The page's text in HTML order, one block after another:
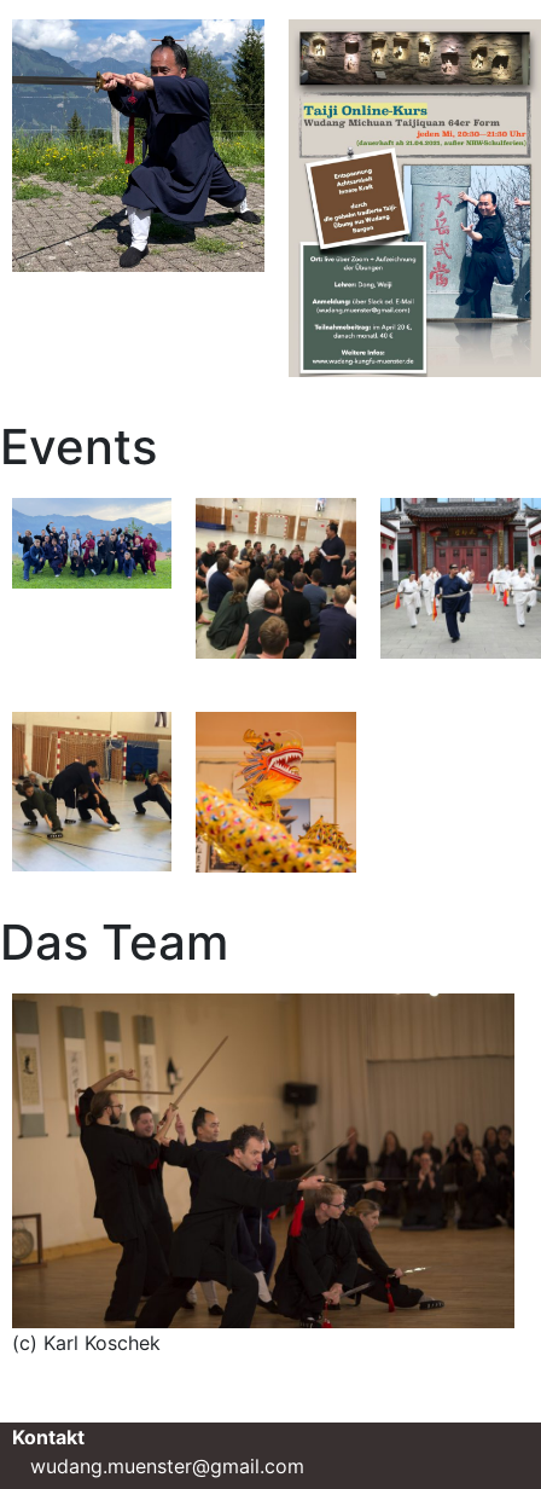
Events
Das Team
(c) Karl Koschek
Kontakt
wudang.muenster@gmail.com